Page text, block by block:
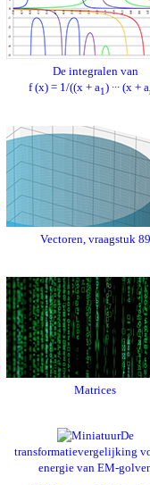
De integralen van
f (x) = 1/((x + a1) ∙∙∙ (x + a
Vectoren, vraagstuk 89
Matrices
De
transformatievergelijking
energie van EM-